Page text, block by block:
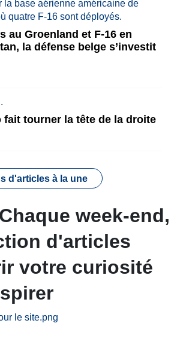
au Groenland et F-16 en
la défense belge s’investit
tourner la tête de la droite
d'articles à la une
Chaque week-end,
d'articles
votre curiosité